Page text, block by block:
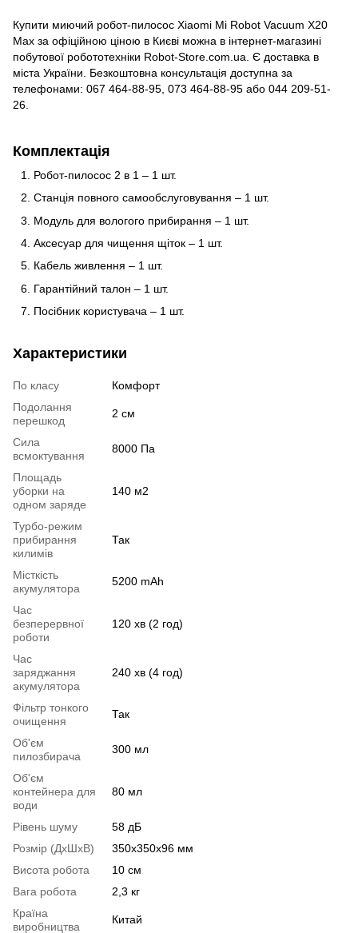
Купити миючий робот-пилосос Xiaomi Mi Robot Vacuum X20
Max за офіційною ціною в Києві можна в інтернет-магазині
побутової робототехніки Robot-Store.com.ua. Є доставка в
міста України. Безкоштовна консультація доступна за
телефонами: 067 464-88-95, 073 464-88-95 або 044 209-51-
26.
Комплектація
Робот-пилосос 2 в 1 – 1 шт.
Станція повного самообслуговування – 1 шт.
Модуль для вологого прибирання – 1 шт.
Аксесуар для чищення щіток – 1 шт.
Кабель живлення – 1 шт.
Гарантійний талон – 1 шт.
Посібник користувача – 1 шт.
Характеристики
По класу
Комфорт
Подолання
перешкод
2 см
Сила
всмоктування
8000 Па
Площадь
уборки на
одном заряде
140 м2
Турбо-режим
прибирання
килимів
Так
Місткість
акумулятора
5200 mAh
Час
безперервної
роботи
120 хв (2 год)
Час
заряджання
акумулятора
240 хв (4 год)
Фільтр тонкого
очищення
Так
Об'єм
пилозбирача
300 мл
Об'єм
контейнера для
води
80 мл
Рівень шуму
58 дБ
Розмір (ДхШхВ)
350х350х96 мм
Висота робота
10 см
Вага робота
2,3 кг
Країна
виробництва
Китай